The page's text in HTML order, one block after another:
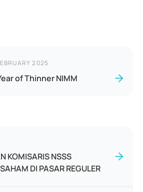
2025
of Thinner NIMM
KOMISARIS NSSS
DI PASAR REGULER